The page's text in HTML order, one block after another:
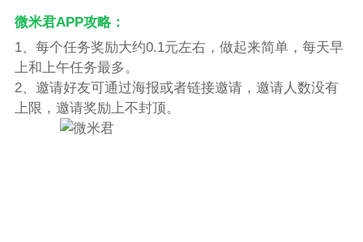
微米君APP攻略：
1、每个任务奖励大约0.1元左右，做起来简单，每天早
上和上午任务最多。
2、邀请好友可通过海报或者链接邀请，邀请人数没有
上限，邀请奖励上不封顶。